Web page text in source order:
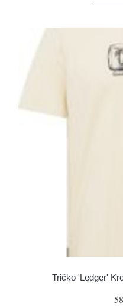
Tričko 'Ledger'